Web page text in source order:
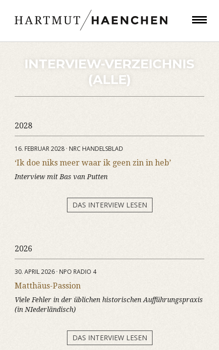
INTERVIEW-VERZEICHNIS
(ALLE)
2028
16. FEBRUAR 2028 · NRC HANDELSBLAD
‘Ik doe niks meer waar ik geen zin in heb’
Interview mit Bas van Putten
DAS INTERVIEW LESEN
2026
30. APRIL 2026 · NPO RADIO 4
Matthäus-Passion
Viele Fehler in der üblichen historischen Aufführungspraxis
(in NIederländisch)
DAS INTERVIEW LESEN